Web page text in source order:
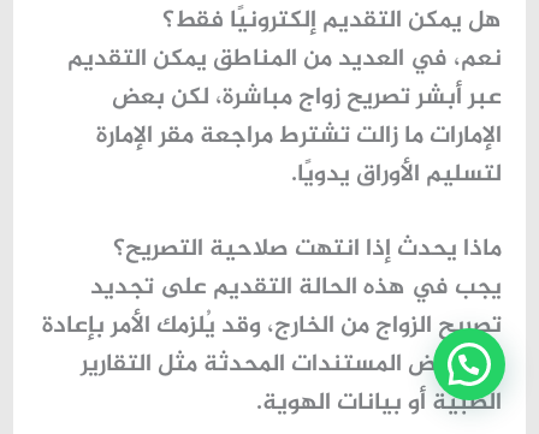
هل يمكن التقديم إلكترونيًا فقط؟
نعم، في العديد من المناطق يمكن التقديم
عبرأبشر تصريح زواجمباشرة، لكن بعض
الإمارات ما زالت تشترط مراجعة مقر الإمارة
لتسليم الأوراق يدويًا.
ماذا يحدث إذا انتهت صلاحية التصريح؟
يجب في هذه الحالة التقديم على تجديد
تصريح الزواج من الخارج، وقد يُلزمك الأمر بإعادة
رفع بعض المستندات المحدثة مثل التقارير
الطبية أو بيانات الهوية.